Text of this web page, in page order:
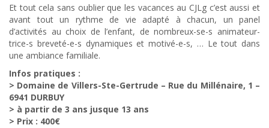
Et tout cela sans oublier que les vacances au CJLg c’est aussi et
avant tout un rythme de vie adapté à chacun, un panel
d’activités au choix de l’enfant, de nombreux-se-s animateur-
trice-s breveté-e-s dynamiques et motivé-e-s, … Le tout dans
une ambiance familiale.
Infos pratiques :
> Domaine de Villers-Ste-Gertrude – Rue du Millénaire, 1 –
6941 DURBUY
> à partir de 3 ans jusque 13 ans
> Prix : 400€